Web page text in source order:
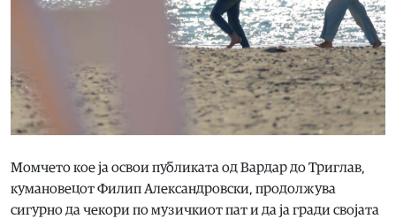
Момчето кое ја освои публиката од Вардар до Триглав,
кумановецот Филип Александровски, продолжува
сигурно да чекори по музичкиот пат и да ја гради својата